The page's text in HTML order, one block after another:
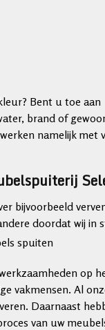
Bent u toe aan
brand of
namelijk met
bijvoorbeeld
doordat wij in
op
vakmensen. Al
Daarnaast
van uw